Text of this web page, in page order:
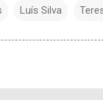
Luís Silva